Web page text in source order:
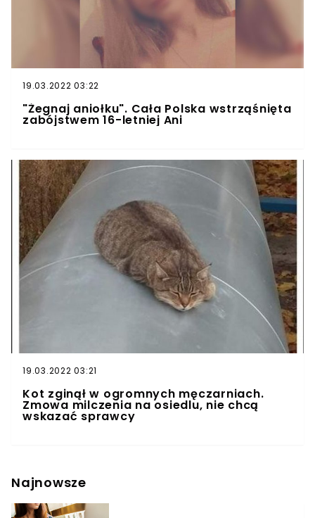
19.03.2022 03:22
"Żegnaj aniołku". Cała Polska wstrząśnięta
zabójstwem 16-letniej Ani
19.03.2022 03:21
Kot zginął w ogromnych męczarniach.
Zmowa milczenia na osiedlu, nie chcą
wskazać sprawcy
Najnowsze